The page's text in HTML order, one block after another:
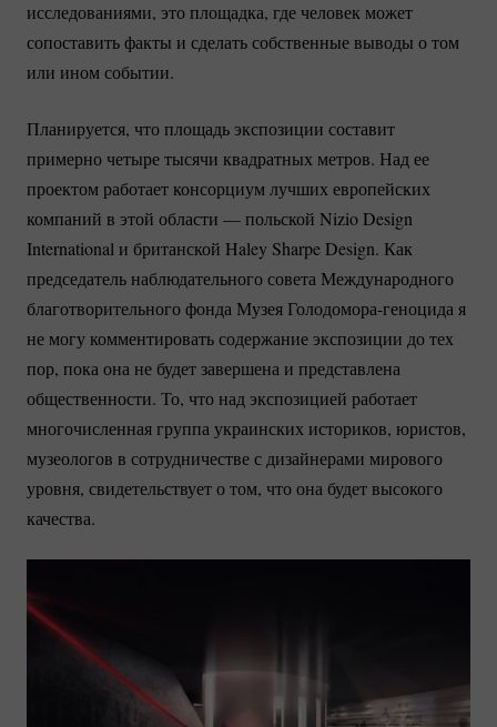
исследованиями, это площадка, где человек может
сопоставить факты и сделать собственные выводы о том
или ином событии.
Планируется, что площадь экспозиции составит
примерно четыре тысячи квадратных метров. Над ее
проектом работает консорциум лучших европейских
компаний в этой области — польской Nizio Design
International и британской Haley Sharpe Design. Как
председатель наблюдательного совета Международного
благотворительного фонда Музея Голодомора-геноцида я
не могу комментировать содержание экспозиции до тех
пор, пока она не будет завершена и представлена
общественности. То, что над экспозицией работает
многочисленная группа украинских историков, юристов,
музеологов в сотрудничестве с дизайнерами мирового
уровня, свидетельствует о том, что она будет высокого
качества.